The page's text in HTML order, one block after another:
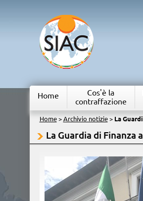
Home
Cos'è la
contraffazione
Home> Archivio notizie> La
La Guardia di